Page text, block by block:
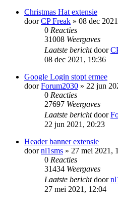
Christmas Hat extensie
doorCP Freak » 08 dec
0 Reacties
31008 Weergaves
Laatste berichtdoor
08 dec 2021, 19:36
Google Login stopt ermee
doorForum2030 » 22 jun
0 Reacties
27697 Weergaves
Laatste berichtdoor
22 jun 2021, 20:23
Header banner extensie
doornl1sms » 27 mei 2021,
0 Reacties
31434 Weergaves
Laatste berichtdoor
27 mei 2021, 12:04